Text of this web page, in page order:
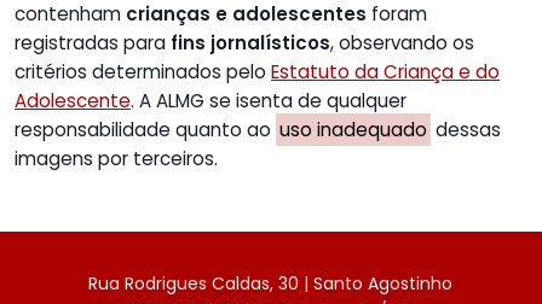
contenham crianças e adolescentes foram
registradas para fins jornalísticos, observando os
critérios determinados pelo Estatuto da Criança e do
Adolescente. A ALMG se isenta de qualquer
responsabilidade quanto ao uso inadequado dessas
imagens por terceiros.
Rua Rodrigues Caldas, 30 | Santo Agostinho